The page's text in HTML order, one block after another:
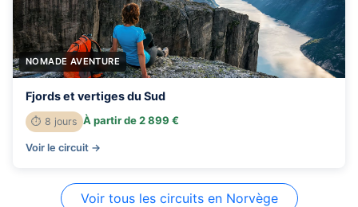
NOMADE AVENTURE
Fjords et vertiges du Sud
⏱ 8 jours À partir de 2 899 €
Voir le circuit →
Voir tous les circuits en Norvège